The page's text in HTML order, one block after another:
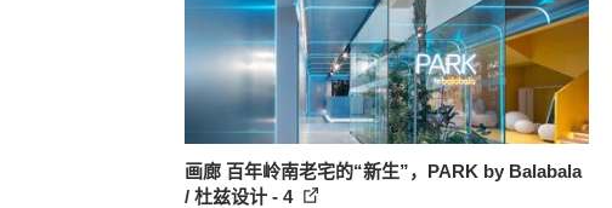
画廊 百年岭南老宅的“新生”，PARK by Balabala
/ 杜兹设计 - 4